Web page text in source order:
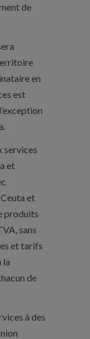
de
en
est
services
et
et
produits
sans
et tarifs
la
de
à des